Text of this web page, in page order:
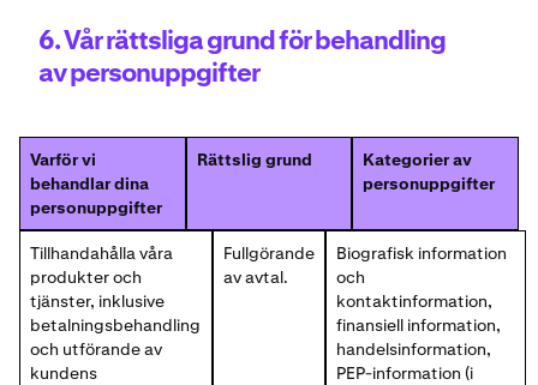
6. Vår rättsliga grund för behandling
av personuppgifter
Varför vi
behandlar dina
personuppgifter
Rättslig grund
Kategorier av
personuppgifter
Tillhandahålla våra
produkter och
tjänster, inklusive
betalningsbehandling
och utförande av
kundens
Fullgörande
av avtal.
Biografisk information
och
kontaktinformation,
finansiell information,
handelsinformation,
PEP-information (i